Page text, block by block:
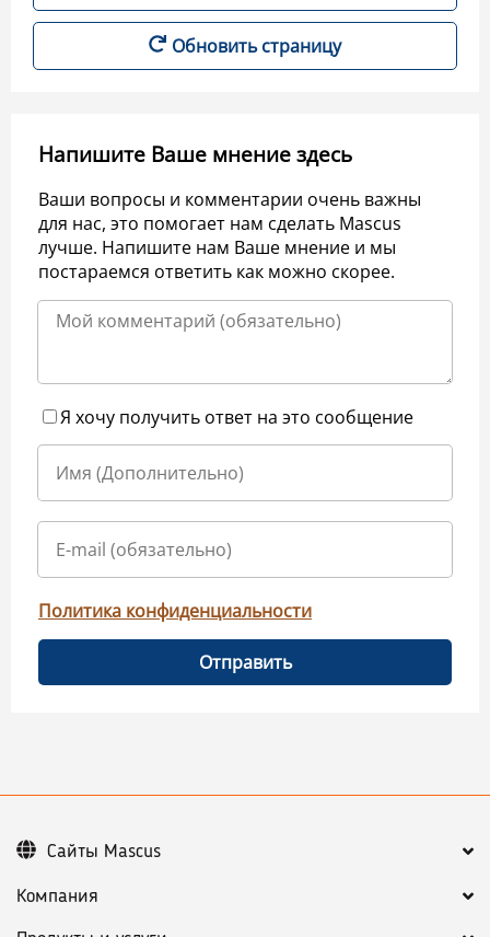
Обновить страницу
Напишите Ваше мнение здесь
Ваши вопросы и комментарии очень важны
для нас, это помогает нам сделать Mascus
лучше. Напишите нам Ваше мнение и мы
постараемся ответить как можно скорее.
Я хочу получить ответ на это сообщение
Политика конфиденциальности
Отправить
Компания
Сайты Mascus